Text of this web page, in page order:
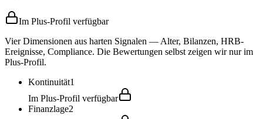
Im Plus-Profil verfügbar
Vier Dimensionen aus harten Signalen — Alter, Bilanzen, HRB-
Ereignisse, Compliance. Die Bewertungen selbst zeigen wir nur im
Plus-Profil.
Kontinuität1
Im Plus-Profil verfügbar
Finanzlage2